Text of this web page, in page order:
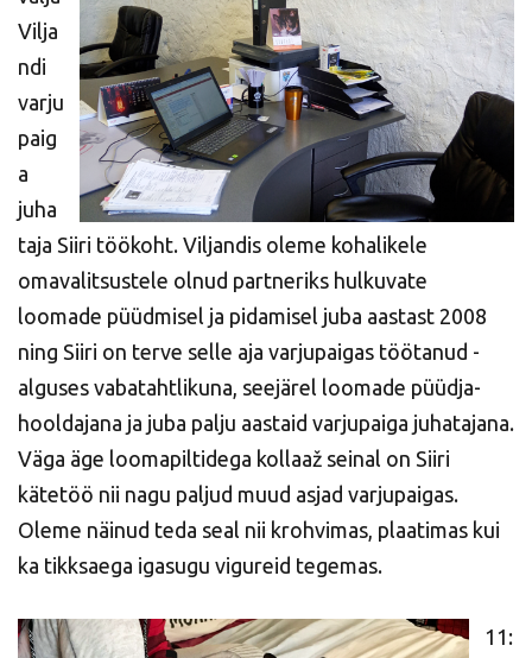
Vilja
ndi
varju
paig
a
juha
taja Siiri töökoht. Viljandis oleme kohalikele
omavalitsustele olnud partneriks hulkuvate
loomade püüdmisel ja pidamisel juba aastast 2008
ning Siiri on terve selle aja varjupaigas töötanud -
alguses vabatahtlikuna, seejärel loomade püüdja-
hooldajana ja juba palju aastaid varjupaiga juhatajana.
Väga äge loomapiltidega kollaaž seinal on Siiri
kätetöö nii nagu paljud muud asjad varjupaigas.
Oleme näinud teda seal nii krohvimas, plaatimas kui
ka tikksaega igasugu vigureid tegemas.
11: